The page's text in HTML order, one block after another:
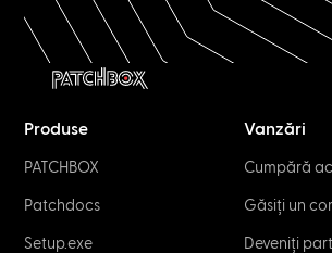
Produse
PATCHBOX
Patchdocs
Setup.exe
Vanzări
Cumpără
Găsiți un
Deveniți